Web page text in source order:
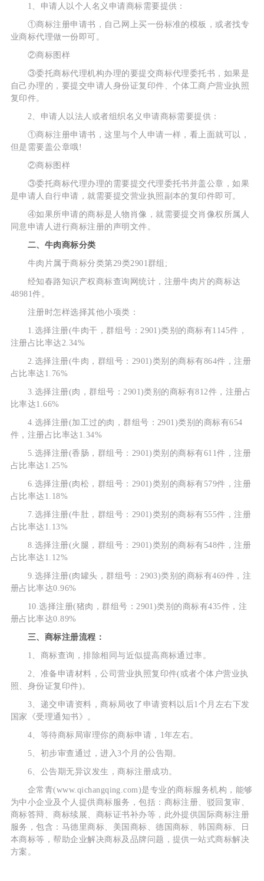
1、申请人以个人名义申请商标需要提供：
①商标注册申请书，自己网上买一份标准的模板，或者找专
业商标代理做一份即可。
②商标图样
③委托商标代理机构办理的要提交商标代理委托书，如果是
自己办理的，要提交申请人身份证复印件、个体工商户营业执照
复印件。
2、申请人以法人或者组织名义申请商标需要提供：
①商标注册申请书，这里与个人申请一样，看上面就可以，
但是需要盖公章哦!
②商标图样
③委托商标代理办理的需要提交代理委托书并盖公章，如果
是申请人自行申请，就需要提交营业执照副本的复印件即可。
④如果所申请的商标是人物肖像，就需要提交肖像权所属人
同意申请人进行商标注册的声明文件。
二、牛肉商标分类
牛肉片属于商标分类第29类2901群组;
经知春路知识产权商标查询网统计，注册牛肉片的商标达
48981件。
注册时怎样选择其他小项类：
1.选择注册(牛肉干，群组号：2901)类别的商标有1145件，
注册占比率达2.34%
2.选择注册(牛肉，群组号：2901)类别的商标有864件，注册
占比率达1.76%
3.选择注册(肉，群组号：2901)类别的商标有812件，注册占
比率达1.66%
4.选择注册(加工过的肉，群组号：2901)类别的商标有654
件，注册占比率达1.34%
5.选择注册(香肠，群组号：2901)类别的商标有611件，注册
占比率达1.25%
6.选择注册(肉松，群组号：2901)类别的商标有579件，注册
占比率达1.18%
7.选择注册(牛肚，群组号：2901)类别的商标有555件，注册
占比率达1.13%
8.选择注册(火腿，群组号：2901)类别的商标有548件，注册
占比率达1.12%
9.选择注册(肉罐头，群组号：2903)类别的商标有469件，注
册占比率达0.96%
10.选择注册(猪肉，群组号：2901)类别的商标有435件，注
册占比率达0.89%
三、商标注册流程：
1、商标查询，排除相同与近似提高商标通过率。
2、准备申请材料，公司营业执照复印件(或者个体户营业执
照、身份证复印件)。
3、递交申请资料，商标局收了申请资料以后1个月左右下发
国家《受理通知书》。
4、等待商标局审理你的商标申请，1年左右。
5、初步审查通过，进入3个月的公告期。
6、公告期无异议发生，商标注册成功。
企常青(www.qichangqing.com)是专业的商标服务机构，能够
为中小企业及个人提供商标服务，包括：商标注册、驳回复审、
商标答辩、商标续展、商标证书补办等，此外提供国际商标注册
服务，包含：马德里商标、美国商标、德国商标、韩国商标、日
本商标等，帮助企业解决商标及品牌问题，提供一站式商标解决
方案。